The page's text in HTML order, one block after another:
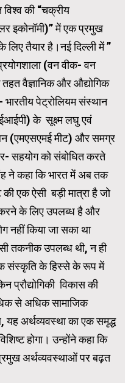
की “चक्रीय
इकोनॉमी)” में एक प्रमुख
लिए तैयार है।नई दिल्ली में ”
(वन वीक- वन
वैज्ञानिक और औद्योगिक
पेट्रोलियम संस्थान
के सूक्ष्म लघु एवं
(एमएसएमई मीट) और समग्र
सहयोग को संबोधित करते
ने कहा कि भारत में अब तक
एक ऐसी बड़ी मात्रा है जो
करने के लिए उपलब्ध है और
नहीं किया जा सका था
तकनीक उपलब्ध थी, न ही
संस्कृति के हिस्से के रूप में
प्रौद्योगिकी विकास की
से अधिक सामाजिक
अर्थव्यवस्था का एक समृद्ध
होगा। उन्होंने कहा कि
अर्थव्यवस्थाओं पर बढ़त